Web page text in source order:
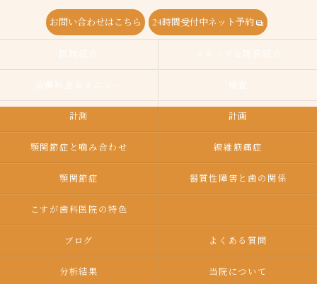
お問い合わせはこちら 24時間受付中ネット予約
計測 計画
顎関節症と噛み合わせ 線維筋痛症
顎関節症 器質性障害と歯の関係
こすが歯科医院の特色
ブログ よくある質問
分析結果 当院について